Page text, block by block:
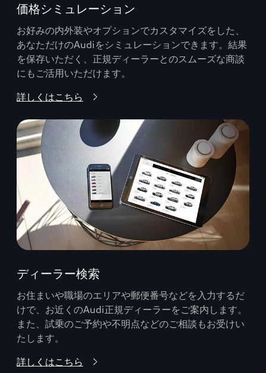
価格シミュレーション
お好みの内外装やオプションでカスタマイズをした、
あなただけのAudiをシミュレーションできます。結果
を保存いただく、正規ディーラーとのスムーズな商談
にもご活用いただけます。
詳しくはこちら
ディーラー検索
お住まいや職場のエリアや郵便番号などを入力するだ
けで、お近くのAudi正規ディーラーをご案内します。
また、試乗のご予約や不明点などのご相談もお受けい
たします。
詳しくはこちら